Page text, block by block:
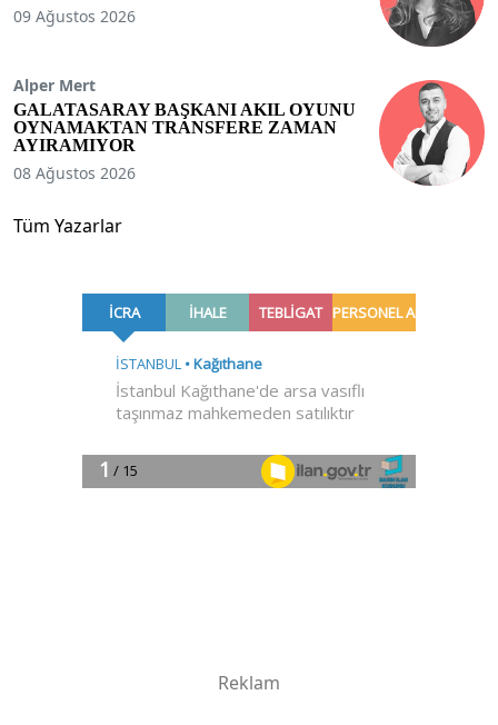
09 Ağustos 2026
Alper Mert
GALATASARAY BAŞKANI AKIL OYUNU
OYNAMAKTAN TRANSFERE ZAMAN
AYIRAMIYOR
08 Ağustos 2026
Tüm Yazarlar